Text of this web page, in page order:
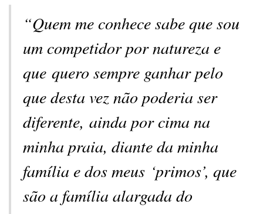
“Quem me conhece sabe que sou
um competidor por natureza e
que quero sempre ganhar pelo
que desta vez não poderia ser
diferente, ainda por cima na
minha praia, diante da minha
família e dos meus ‘primos’, que
são a família alargada do